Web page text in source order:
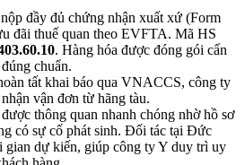
đầy đủ chứng nhận xuất xứ (Form
đãi thuế quan theo EVFTA. Mã HS
. Hàng hóa được đóng gói cẩn
chuẩn.
tất khai báo qua VNACCS, công ty
vận đơn từ hãng tàu.
thông quan nhanh chóng nhờ hồ sơ
có sự cố phát sinh. Đối tác tại Đức
gian dự kiến, giúp công ty Y duy trì uy